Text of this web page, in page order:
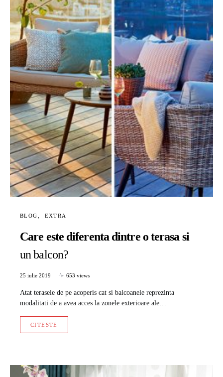
BLOG EXTRA
Care este diferenta dintre o terasa si
un balcon?
25 iulie 2019 653 views
Atat terasele de pe acoperis cat si balcoanele reprezinta
modalitati de a avea acces la zonele exterioare ale…
CITESTE